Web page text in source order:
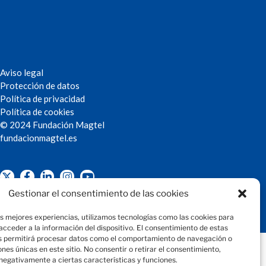
Gestionar el consentimiento de las cookies
mejores experiencias, utilizamos tecnologías como las cookies para
a la información del dispositivo. El consentimiento de estas
permitirá procesar datos como el comportamiento de navegación o
únicas en este sitio. No consentir o retirar el consentimiento,
a ciertas características y funciones.
Aviso legal
Protección de datos
Política de privacidad
Política de cookies
© 2024 Fundación Magtel
fundacionmagtel.es